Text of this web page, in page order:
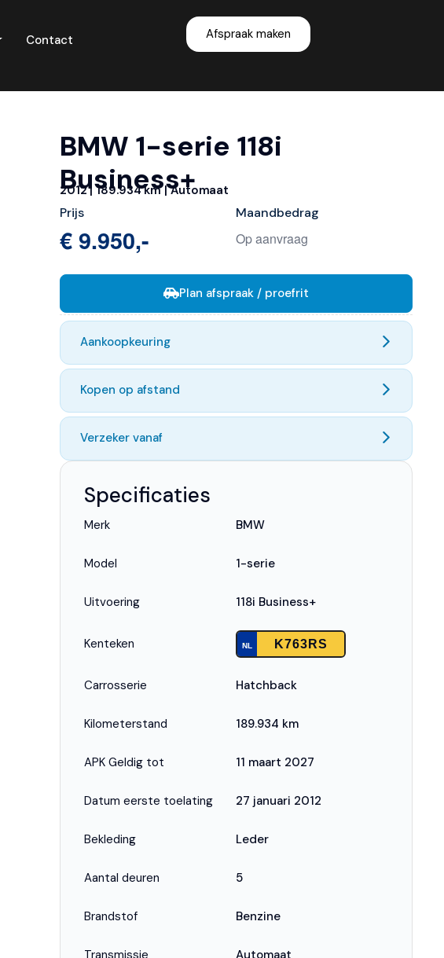
Contact Afspraak maken
BMW 1-serie 118i
Business+
2012 | 189.934 km | Automaat
Prijs
€ 9.950,-
Maandbedrag
Op aanvraag
Plan afspraak / proefrit
Aankoopkeuring
Kopen op afstand
Verzeker vanaf
Specificaties
Merk BMW
Model 1-serie
Uitvoering 118i Business+
Kenteken NL K763RS
Carrosserie Hatchback
Kilometerstand 189.934 km
APK Geldig tot 11 maart 2027
Datum eerste toelating 27 januari 2012
Bekleding Leder
Aantal deuren 5
Brandstof Benzine
Transmissie Automaat